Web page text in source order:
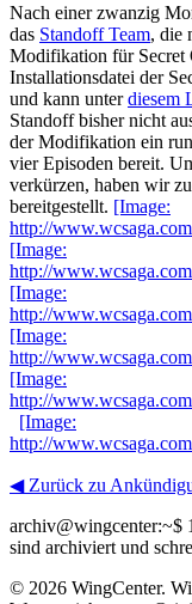
Nach einer zwanzig
das Standoff Team, die
Modifikation für Secret
Installationsdatei der
und kann unterdiesem
Standoff bisher nicht
der Modifikation ein
vier Episoden bereit.
verkürzen, haben wir
bereitgestellt. [Image:
http://
[Image:
http://
[Image:
http://
[Image:
http://
[Image:
http://
[Image:
http://
◀ Zurück zu
archiv@wingcenter:~$
sind archiviert und
© 2026 WingCenter.